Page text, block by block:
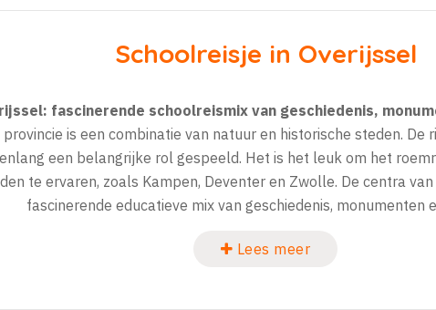
Schoolreisje in Overijssel
fascinerende schoolreismix van geschiedenis,
provincie is een combinatie van natuur en historische steden. De
een belangrijke rol gespeeld. Het is het leuk om het
te ervaren, zoals Kampen, Deventer en Zwolle. De centra
fascinerende educatieve mix van geschiedenis, monumenten
Lees meer